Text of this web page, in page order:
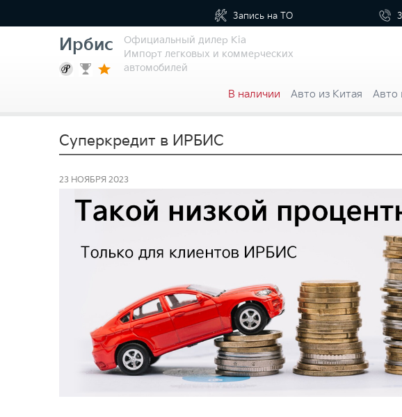
Запись на ТО
Ирбис
Официальный дилер Kia
Импорт легковых и коммерческих
автомобилей
В наличии Авто из Китая Авто
Суперкредит в ИРБИС
23 НОЯБРЯ 2023